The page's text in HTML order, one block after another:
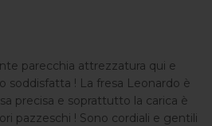
parecchia attrezzatura qui e
soddisfatta ! La fresa Leonardo è
precisa e soprattutto la carica è
pazzeschi ! Sono cordiali e gentili